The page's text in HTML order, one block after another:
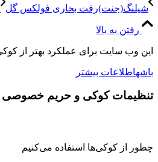
شیلنگ(جنت)رفت بخاری فولکس گل
رفتن به بالا
این وب سایت برای عملکرد بهتر از
باشهاطلاعات بیشتر
تنظیمات کوکی و حریم خصوصی
چطور از کوکی‌ها استفاده می‌کنیم